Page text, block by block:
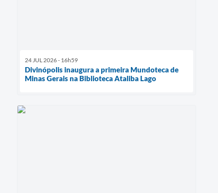
24 JUL 2026 - 16h59
Divinópolis inaugura a primeira Mundoteca de
Minas Gerais na Biblioteca Ataliba Lago